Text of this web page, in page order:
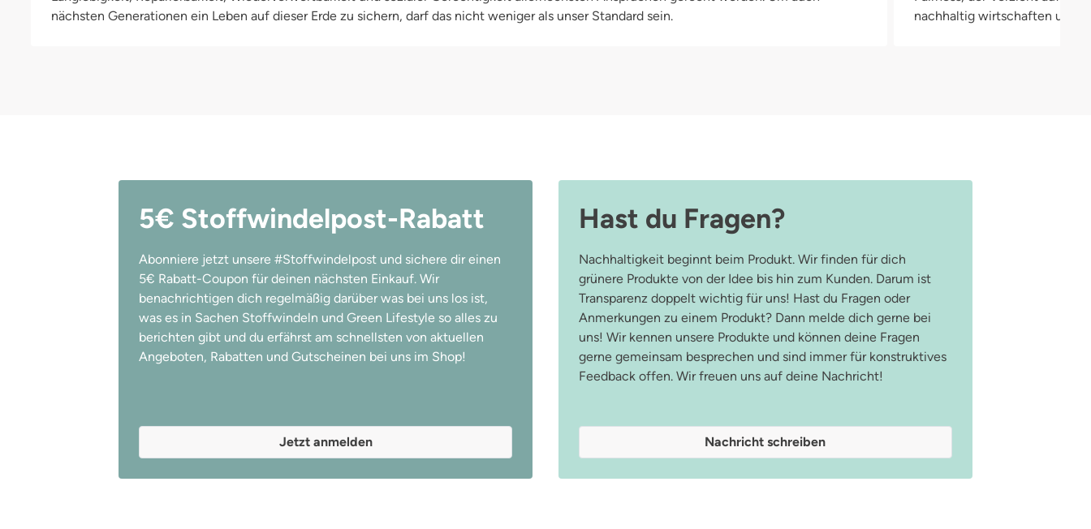
nächsten Generationen ein Leben auf dieser Erde zu sichern, darf das nicht weniger als unser Standard sein.
nachhaltig wirtschaften und
5€ Stoffwindelpost-Rabatt
Abonniere jetzt unsere #Stoffwindelpost und sichere dir einen
5€ Rabatt-Coupon für deinen nächsten Einkauf. Wir
benachrichtigen dich regelmäßig darüber was bei uns los ist,
was es in Sachen Stoffwindeln und Green Lifestyle so alles zu
berichten gibt und du erfährst am schnellsten von aktuellen
Angeboten, Rabatten und Gutscheinen bei uns im Shop!
Jetzt anmelden
Hast du Fragen?
Nachhaltigkeit beginnt beim Produkt. Wir finden für dich
grünere Produkte von der Idee bis hin zum Kunden. Darum ist
Transparenz doppelt wichtig für uns! Hast du Fragen oder
Anmerkungen zu einem Produkt? Dann melde dich gerne bei
uns! Wir kennen unsere Produkte und können deine Fragen
gerne gemeinsam besprechen und sind immer für konstruktives
Feedback offen. Wir freuen uns auf deine Nachricht!
Nachricht schreiben